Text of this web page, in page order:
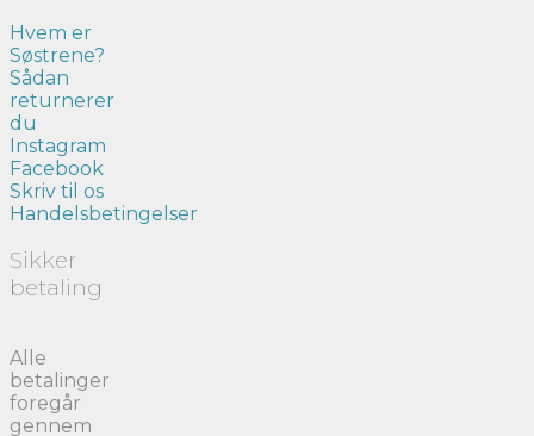
Hvem er
Søstrene?
Sådan
returnerer
du
Instagram
Facebook
Skriv til os
Handelsbetingelser
Sikker
betaling
Alle
betalinger
foregår
gennem